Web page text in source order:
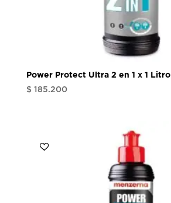
Power Protect Ultra 2 en 1 x 1 Litro
$ 185.200